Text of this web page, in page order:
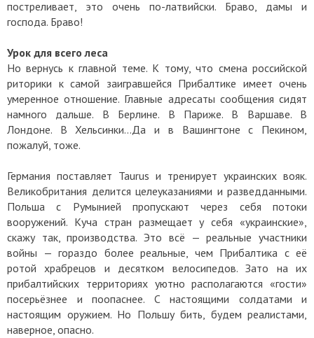
постреливает, это очень по-латвийски. Браво, дамы и
господа. Браво!
Урок для всего леса
Но вернусь к главной теме. К тому, что смена российской
риторики к самой заигравшейся Прибалтике имеет очень
умеренное отношение. Главные адресаты сообщения сидят
намного дальше. В Берлине. В Париже. В Варшаве. В
Лондоне. В Хельсинки…Да и в Вашингтоне с Пекином,
пожалуй, тоже.
Германия поставляет Taurus и тренирует украинских вояк.
Великобритания делится целеуказаниями и разведданными.
Польша с Румынией пропускают через себя потоки
вооружений. Куча стран размещает у себя «украинские»,
скажу так, производства. Это всё — реальные участники
войны — гораздо более реальные, чем Прибалтика с её
ротой храбрецов и десятком велосипедов. Зато на их
прибалтийских территориях уютно располагаются «гости»
посерьёзнее и поопаснее. С настоящими солдатами и
настоящим оружием. Но Польшу бить, будем реалистами,
наверное, опасно.